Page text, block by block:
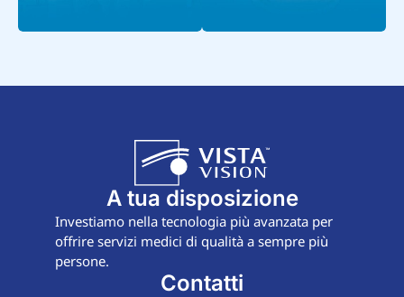
A tua disposizione
Investiamo nella tecnologia più avanzata per
offrire servizi medici di qualità a sempre più
persone.
Contatti